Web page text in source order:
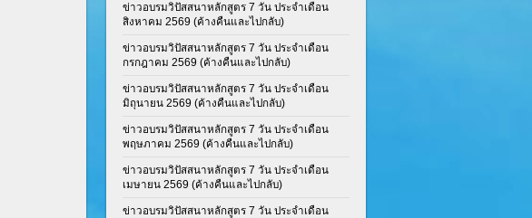
ข่าวอบรมวิปัสสนาหลักสูตร 7 วัน ประจำเดือน
สิงหาคม 2569 (ค้างคืนและไปกลับ)
ข่าวอบรมวิปัสสนาหลักสูตร 7 วัน ประจำเดือน
กรกฎาคม 2569 (ค้างคืนและไปกลับ)
ข่าวอบรมวิปัสสนาหลักสูตร 7 วัน ประจำเดือน
มิถุนายน 2569 (ค้างคืนและไปกลับ)
ข่าวอบรมวิปัสสนาหลักสูตร 7 วัน ประจำเดือน
พฤษภาคม 2569 (ค้างคืนและไปกลับ)
ข่าวอบรมวิปัสสนาหลักสูตร 7 วัน ประจำเดือน
เมษายน 2569 (ค้างคืนและไปกลับ)
ข่าวอบรมวิปัสสนาหลักสูตร 7 วัน ประจำเดือน